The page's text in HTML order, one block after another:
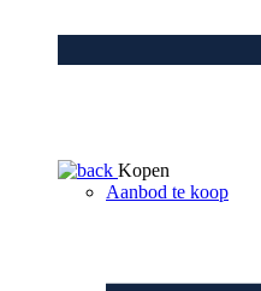
Kopen
Aanbod te koop